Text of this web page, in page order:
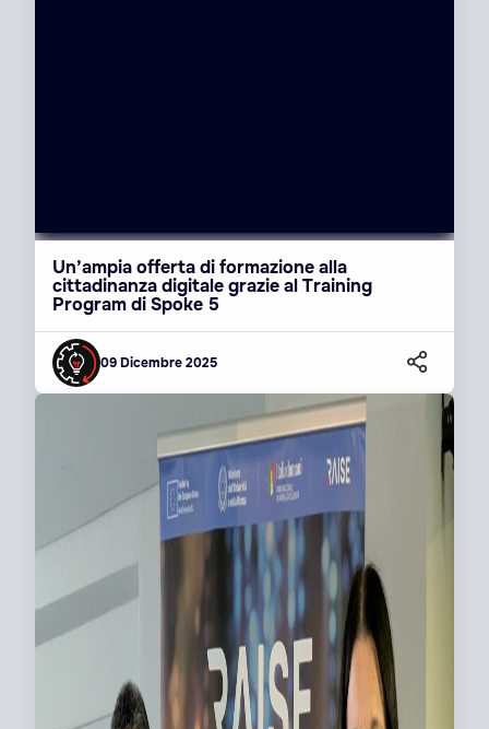
Un’ampia offerta di formazione alla
cittadinanza digitale grazie al Training
Program di Spoke 5
09 Dicembre 2025